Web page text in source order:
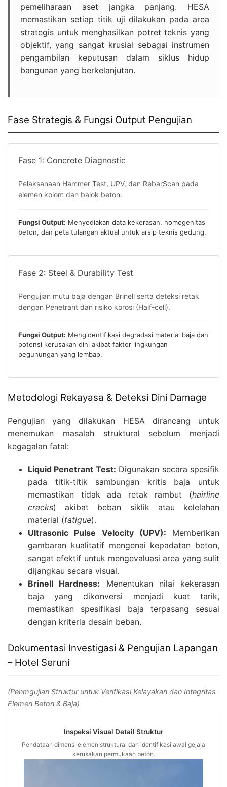
pemeliharaan aset jangka panjang. HESA
memastikan setiap titik uji dilakukan pada area
strategis untuk menghasilkan potret teknis yang
objektif, yang sangat krusial sebagai instrumen
pengambilan keputusan dalam siklus hidup
bangunan yang berkelanjutan.
Fase Strategis & Fungsi Output Pengujian
Fase 1: Concrete Diagnostic
Pelaksanaan Hammer Test, UPV, dan RebarScan pada
elemen kolom dan balok beton.
Fungsi Output: Menyediakan data kekerasan, homogenitas
beton, dan peta tulangan aktual untuk arsip teknis gedung.
Fase 2: Steel & Durability Test
Pengujian mutu baja dengan Brinell serta deteksi retak
dengan Penetrant dan risiko korosi (Half-cell).
Fungsi Output: Mengidentifikasi degradasi material baja dan
potensi kerusakan dini akibat faktor lingkungan
pegunungan yang lembap.
Metodologi Rekayasa & Deteksi Dini Damage
Pengujian yang dilakukan HESA dirancang untuk
menemukan masalah struktural sebelum menjadi
kegagalan fatal:
Liquid Penetrant Test: Digunakan secara spesifik
pada titik-titik sambungan kritis baja untuk
memastikan tidak ada retak rambut (hairline
cracks) akibat beban siklik atau kelelahan
material (fatigue).
Ultrasonic Pulse Velocity (UPV): Memberikan
gambaran kualitatif mengenai kepadatan beton,
sangat efektif untuk mengevaluasi area yang sulit
dijangkau secara visual.
Brinell Hardness: Menentukan nilai kekerasan
baja yang dikonversi menjadi kuat tarik,
memastikan spesifikasi baja terpasang sesuai
dengan kriteria desain beban.
Dokumentasi Investigasi & Pengujian Lapangan
– Hotel Seruni
(Penmgujian Struktur untuk Verifikasi Kelayakan dan Integritas
Elemen Beton & Baja)
Inspeksi Visual Detail Struktur
Pendataan dimensi elemen struktural dan identifikasi awal gejala
kerusakan permukaan beton.